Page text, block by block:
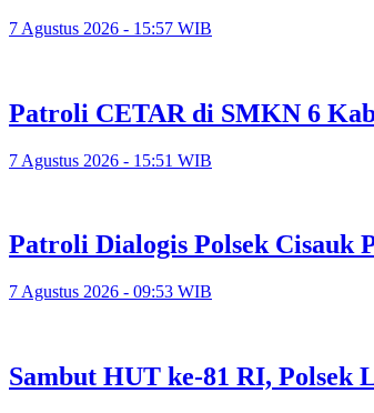
7 Agustus 2026 - 15:57 WIB
Patroli CETAR di SMKN 6
7 Agustus 2026 - 15:51 WIB
Patroli Dialogis Polsek Cisauk
7 Agustus 2026 - 09:53 WIB
Sambut HUT ke-81 RI, Polsek